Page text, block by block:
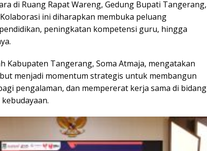
di Ruang Rapat Wareng, Gedung Bupati Tangerang,
ini diharapkan membuka peluang
peningkatan kompetensi guru, hingga
Kabupaten Tangerang, Soma Atmaja, mengatakan
menjadi momentum strategis untuk membangun
pengalaman, dan mempererat kerja sama di bidang